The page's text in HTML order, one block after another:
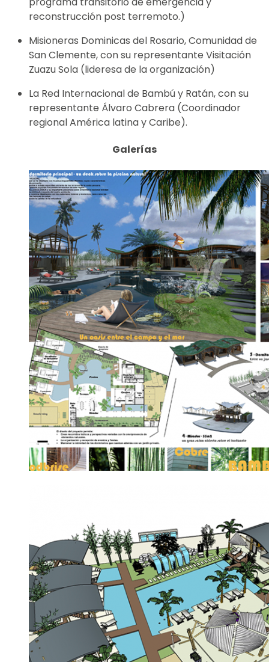
reconstrucción post terremoto.)
Misioneras Dominicas del Rosario, Comunidad de
San Clemente, con su representante Visitación
Zuazu Sola (lideresa de la organización)
La Red Internacional de Bambú y Ratán, con su
representante Álvaro Cabrera (Coordinador
regional América latina y Caribe).
Galerías